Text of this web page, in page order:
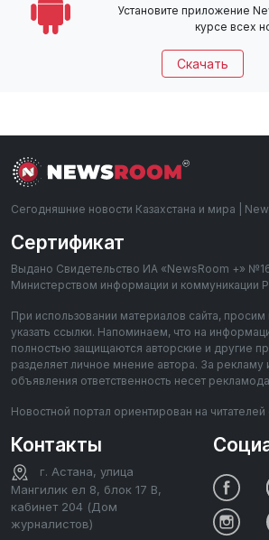
Установите приложение
курсе всех
Скачать
Сегодняшние новости Казахстана и мира |
Сертификат
Выдано Свидетельство ИА «NewsRoom +»
Министерством информации и коммуникации
При использовании материалов сайта, просим
указать ссылки. Напоминаем, что на
полностью защищаются авторские и другие
разделяет личное мнение автора. За рекламу
объявления ответственность несет
Новостной портал ориентирован на читателей
Контакты
г. Астана, улица
Мангилик ел 8, блок 17 В,
кабинет 204 (Дом
журналистов)